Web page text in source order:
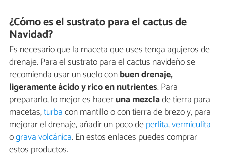
¿Cómo es el sustrato para el cactus de
Navidad?
Es necesario que la maceta que uses tenga agujeros de
drenaje. Para el sustrato para el cactus navideño se
recomienda usar un suelo conbuen drenaje,
ligeramente ácido y rico en nutrientes. Para
prepararlo, lo mejor es haceruna mezclade tierra para
macetas,turbacon mantillo o con tierra de brezo y, para
mejorar el drenaje, añadir un poco deperlita,vermiculita
ograva volcánica. En estos enlaces puedes comprar
estos productos.